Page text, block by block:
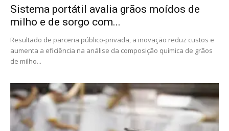
Sistema portátil avalia grãos moídos de
milho e de sorgo com...
Resultado de parceria público-privada, a inovação reduz custos e
aumenta a eficiência na análise da composição química de grãos
de milho...